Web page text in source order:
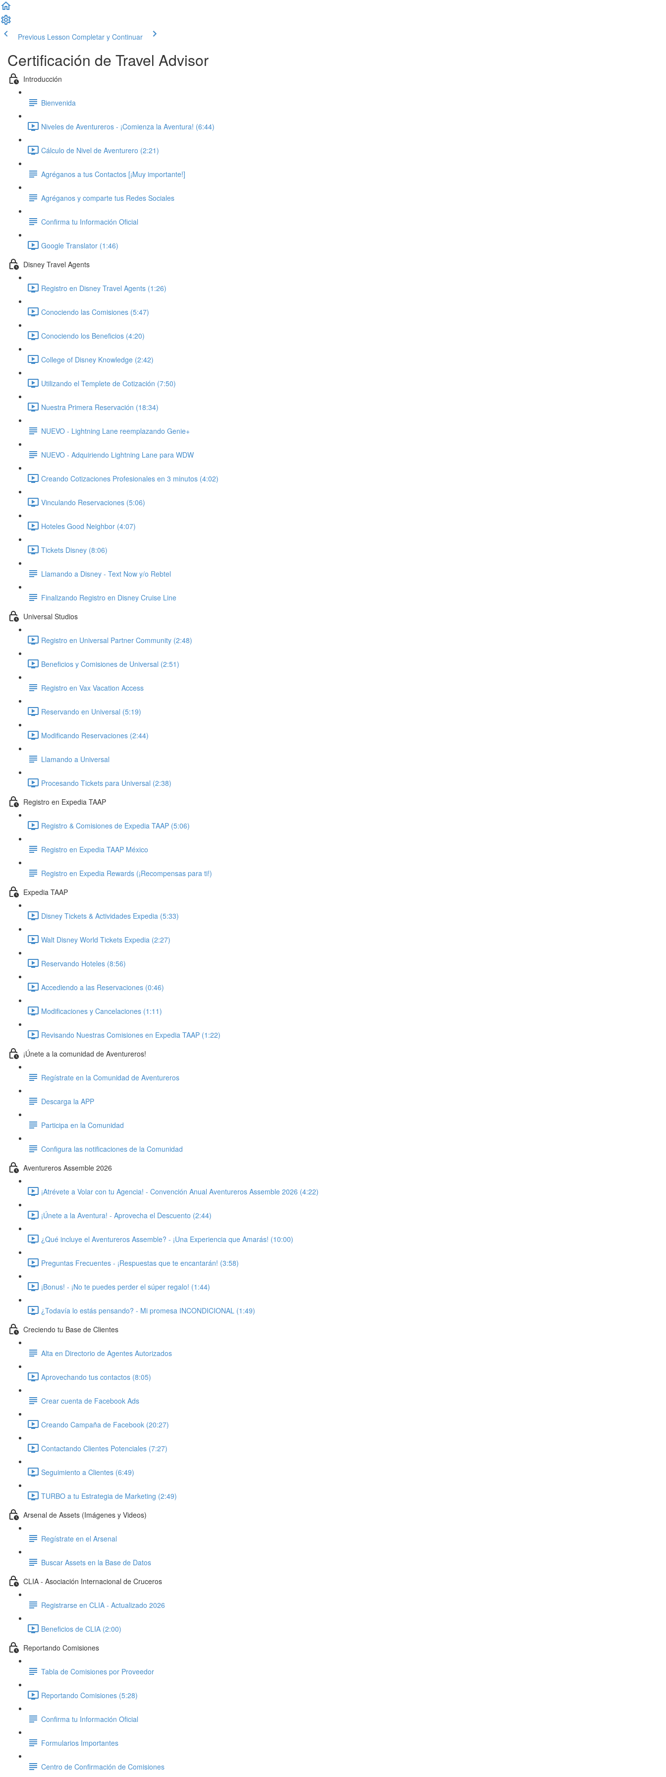
Previous Lesson Completar y Continuar
Certificación de Travel Advisor
Introducción
Bienvenida
Niveles de Aventureros - ¡Comienza la Aventura! (6:44)
Cálculo de Nivel de Aventurero (2:21)
Agréganos a tus Contactos [¡Muy importante!]
Agréganos y comparte tus Redes Sociales
Confirma tu Información Oficial
Google Translator (1:46)
Disney Travel Agents
Registro en Disney Travel Agents (1:26)
Conociendo las Comisiones (5:47)
Conociendo los Beneficios (4:20)
College of Disney Knowledge (2:42)
Utilizando el Templete de Cotización (7:50)
Nuestra Primera Reservación (18:34)
NUEVO - Lightning Lane reemplazando Genie+
NUEVO - Adquiriendo Lightning Lane para WDW
Creando Cotizaciones Profesionales en 3 minutos (4:02)
Vinculando Reservaciones (5:06)
Hoteles Good Neighbor (4:07)
Tickets Disney (8:06)
Llamando a Disney - Text Now y/o Rebtel
Finalizando Registro en Disney Cruise Line
Universal Studios
Registro en Universal Partner Community (2:48)
Beneficios y Comisiones de Universal (2:51)
Registro en Vax Vacation Access
Reservando en Universal (5:19)
Modificando Reservaciones (2:44)
Llamando a Universal
Procesando Tickets para Universal (2:38)
Registro en Expedia TAAP
Registro & Comisiones de Expedia TAAP (5:06)
Registro en Expedia TAAP México
Registro en Expedia Rewards (¡Recompensas para ti!)
Expedia TAAP
Disney Tickets & Actividades Expedia (5:33)
Walt Disney World Tickets Expedia (2:27)
Reservando Hoteles (8:56)
Accediendo a las Reservaciones (0:46)
Modificaciones y Cancelaciones (1:11)
Revisando Nuestras Comisiones en Expedia TAAP (1:22)
¡Únete a la comunidad de Aventureros!
Regístrate en la Comunidad de Aventureros
Descarga la APP
Participa en la Comunidad
Configura las notificaciones de la Comunidad
Aventureros Assemble 2026
¡Atrévete a Volar con tu Agencia! - Convención Anual Aventureros Assemble 2026 (4:22)
¡Únete a la Aventura! - Aprovecha el Descuento (2:44)
¿Qué incluye el Aventureros Assemble? - ¡Una Experiencia que Amarás! (10:00)
Preguntas Frecuentes - ¡Respuestas que te encantarán! (3:58)
¡Bonus! - ¡No te puedes perder el súper regalo! (1:44)
¿Todavía lo estás pensando? - Mi promesa INCONDICIONAL (1:49)
Creciendo tu Base de Clientes
Alta en Directorio de Agentes Autorizados
Aprovechando tus contactos (8:05)
Crear cuenta de Facebook Ads
Creando Campaña de Facebook (20:27)
Contactando Clientes Potenciales (7:27)
Seguimiento a Clientes (6:49)
TURBO a tu Estrategia de Marketing (2:49)
Arsenal de Assets (Imágenes y Videos)
Regístrate en el Arsenal
Buscar Assets en la Base de Datos
CLIA - Asociación Internacional de Cruceros
Registrarse en CLIA - Actualizado 2026
Beneficios de CLIA (2:00)
Reportando Comisiones
Tabla de Comisiones por Proveedor
Reportando Comisiones (5:28)
Confirma tu Información Oficial
Formularios Importantes
Centro de Confirmación de Comisiones